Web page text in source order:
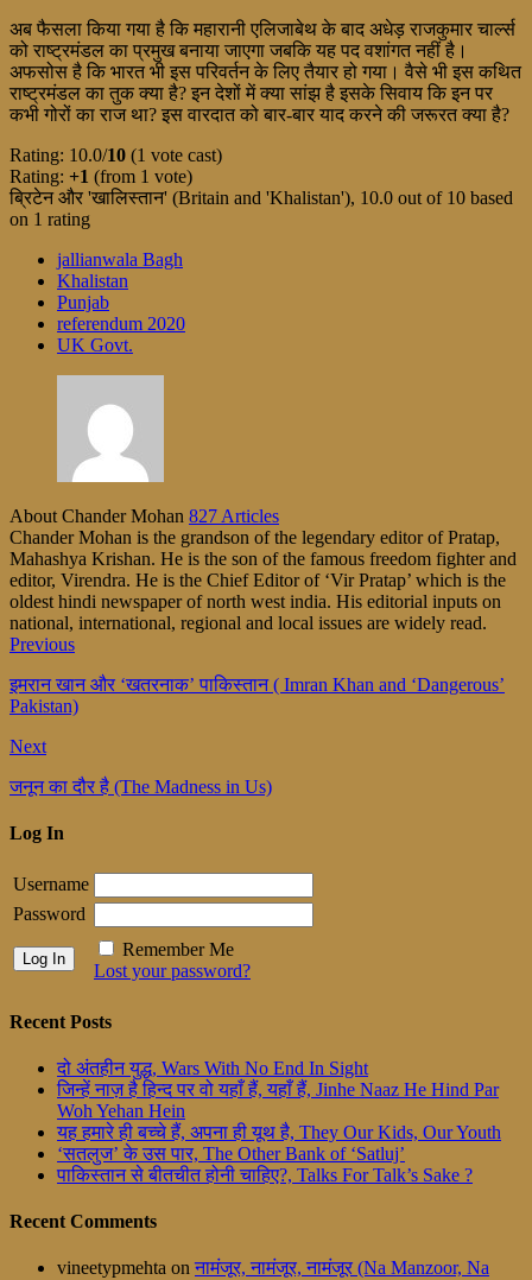
अब फैसला किया गया है कि महारानी एलिजाबेथ के बाद अधेड़ राजकुमार चार्ल्स
को राष्ट्रमंडल का प्रमुख बनाया जाएगा जबकि यह पद वशांगत नहीं है।
अफसोस है कि भारत भी इस परिवर्तन के लिए तैयार हो गया। वैसे भी इस कथित
राष्ट्रमंडल का तुक क्या है? इन देशों में क्या सांझ है इसके सिवाय कि इन पर
कभी गोरों का राज था? इस वारदात को बार-बार याद करने की जरूरत क्या है?­­
Rating: 10.0/10 (1 vote cast)
Rating: +1 (from 1 vote)
ब्रिटेन और 'खालिस्तान' (Britain and 'Khalistan'), 10.0 out of 10 based
on 1 rating
jallianwala Bagh
Khalistan
Punjab
referendum 2020
UK Govt.
About Chander Mohan 827 Articles
Chander Mohan is the grandson of the legendary editor of Pratap,
Mahashya Krishan. He is the son of the famous freedom fighter and
editor, Virendra. He is the Chief Editor of ‘Vir Pratap’ which is the
oldest hindi newspaper of north west india. His editorial inputs on
national, international, regional and local issues are widely read.
Previous
इमरान खान और ‘खतरनाक’ पाकिस्तान ( Imran Khan and ‘Dangerous’
Pakistan)
Next
जनून का दौर है (The Madness in Us)
Log In
Username
Password
Remember Me
Lost your password?
Recent Posts
दो अंतहीन युद्ध, Wars With No End In Sight
जिन्हें नाज़ है हिन्द पर वो यहाँ हैं, यहाँ हैं, Jinhe Naaz He Hind Par
Woh Yehan Hein
यह हमारे ही बच्चे हैं, अपना ही यूथ है, They Our Kids, Our Youth
‘सतलुज’ के उस पार, The Other Bank of ‘Satluj’
पाकिस्तान से बीतचीत होनी चाहिए?, Talks For Talk’s Sake ?
Recent Comments
vineetypmehta on नामंजूर, नामंजूर, नामंजूर (Na Manzoor, Na